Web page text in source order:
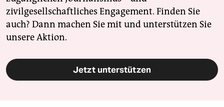
zivilgesellschaftliches Engagement. Finden Sie
auch? Dann machen Sie mit und unterstützen Sie
unsere Aktion.
Jetzt unterstützen